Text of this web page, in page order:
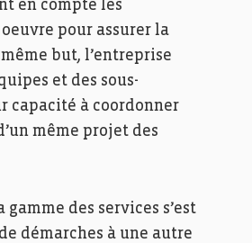
en compte les
pour assurer la
but, l’entreprise
et des sous-
capacité à coordonner
même projet des
des services s’est
démarches à une autre